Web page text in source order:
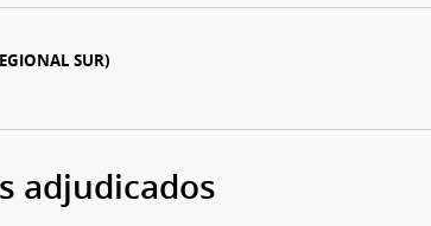
SUR)
adjudicados